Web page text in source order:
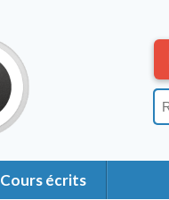
Cours écrits